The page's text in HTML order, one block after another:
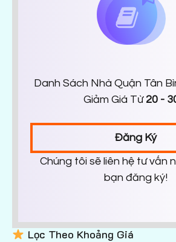
Danh Sách Nhà Quận Tân
Giảm Giá Từ 20 -
Đăng Ký
Chúng tôi sẽ liên hệ tư vấn
bạn đăng ký!
Lọc Theo Khoảng Giá